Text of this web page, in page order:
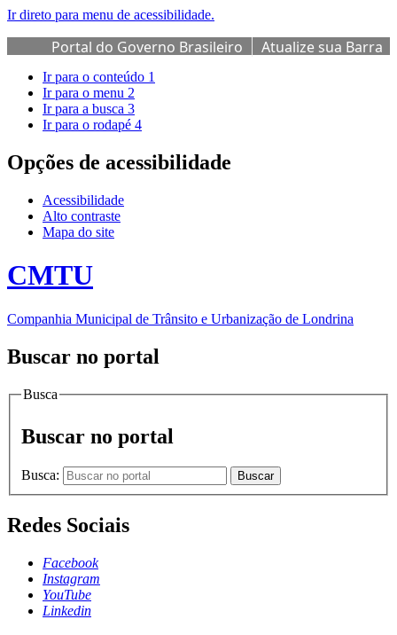
Ir direto para menu de acessibilidade.
Portal do Governo Brasileiro
Atualize sua Barra
de Governo
Ir para o conteúdo 1
Ir para o menu 2
Ir para a busca 3
Ir para o rodapé 4
Opções de acessibilidade
Acessibilidade
Alto contraste
Mapa do site
CMTU
Companhia Municipal de Trânsito e Urbanização de Londrina
Buscar no portal
Busca
Buscar no portal
Busca: Buscar
Redes Sociais
Facebook
Instagram
YouTube
Linkedin